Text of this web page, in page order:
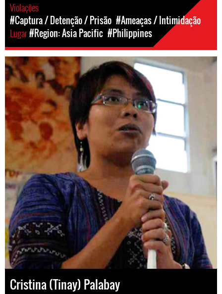
Violações
#Captura / Detenção / Prisão #Ameaças / Intimidação
Lugar#Region: Asia Pacific #Philippines
Cristina (Tinay) Palabay